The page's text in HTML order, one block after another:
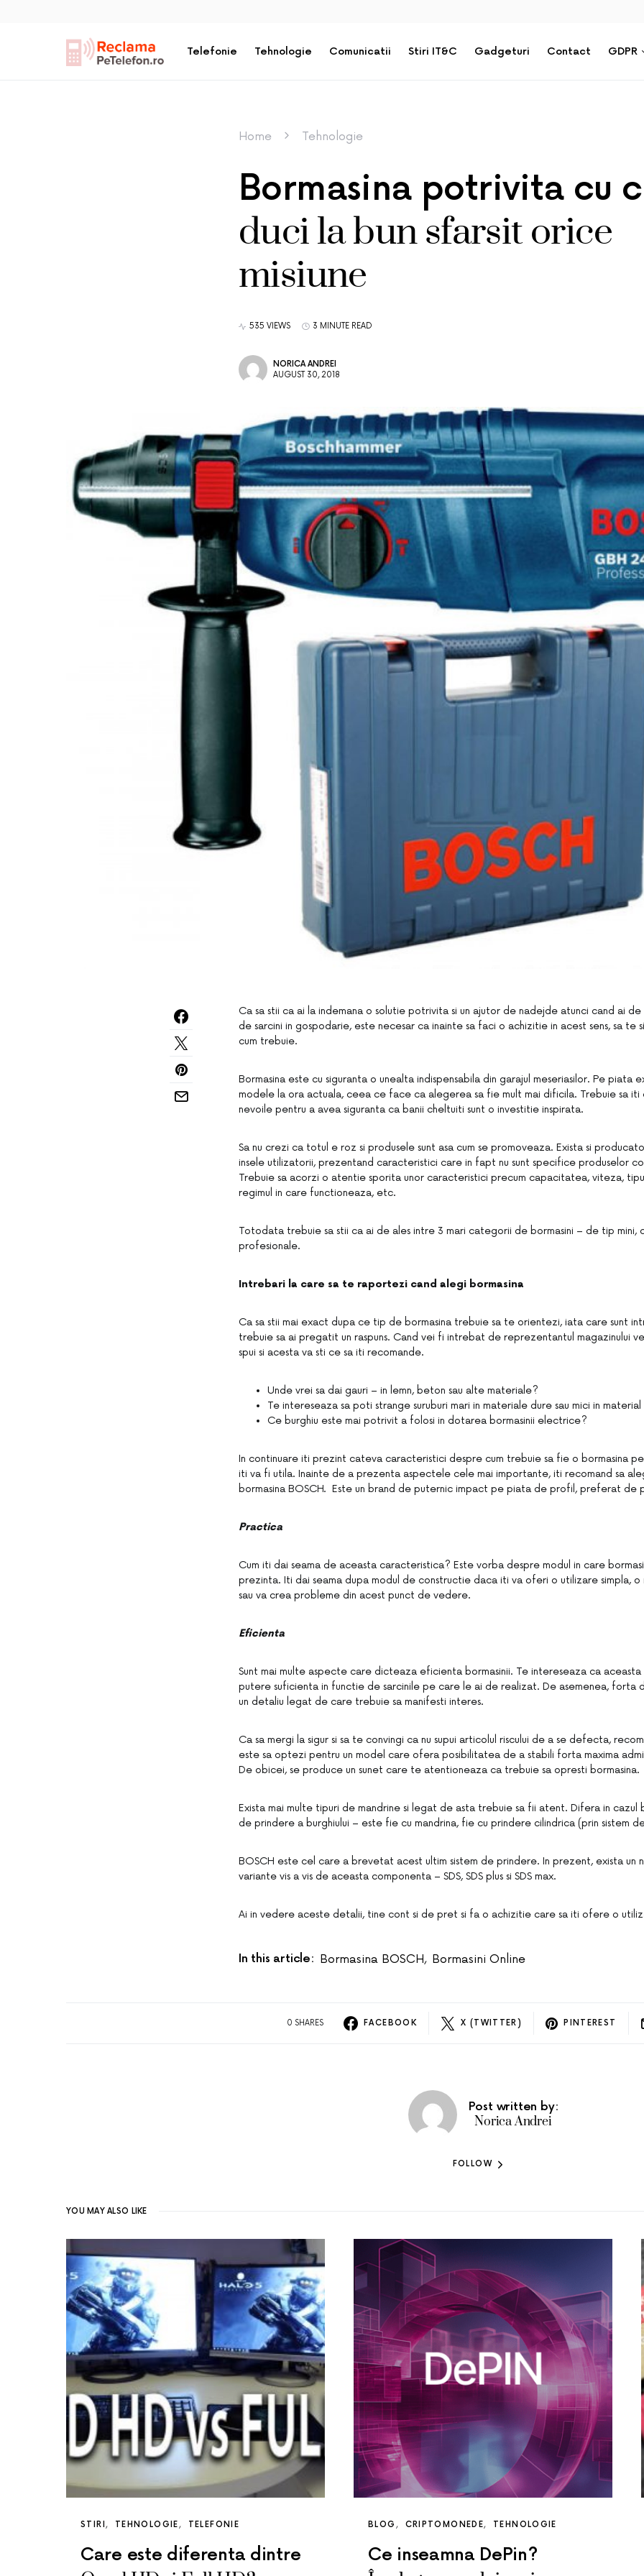
Telefonie Tehnologie Comunicatii Stiri IT&C Gadgeturi Contact GDPR
Home Tehnologie
Bormasina potrivita cu
duci la bun sfarsit orice
misiune
535 VIEWS 3 MINUTE READ
NORICA ANDREI
AUGUST 30, 2018
Ca sa stii ca ai la indemana o solutie potrivita si un ajutor de nadejde atunci cand ai
de sarcini in gospodarie, este necesar ca inainte sa faci o achizitie in acest sens, sa te
cum trebuie.
Bormasina este cu siguranta o unealta indispensabila din garajul meseriasilor. Pe piata
modele la ora actuala, ceea ce face ca alegerea sa fie mult mai dificila. Trebuie sa iti
nevoile pentru a avea siguranta ca banii cheltuiti sunt o investitie inspirata.
Sa nu crezi ca totul e roz si produsele sunt asa cum se promoveaza. Exista si
insele utilizatorii, prezentand caracteristici care in fapt nu sunt specifice produselor
Trebuie sa acorzi o atentie sporita unor caracteristici precum capacitatea, viteza,
regimul in care functioneaza, etc.
Totodata trebuie sa stii ca ai de ales intre 3 mari categorii de bormasini – de tip mini,
profesionale.
Intrebari la care sa te raportezi cand alegi bormasina
Ca sa stii mai exact dupa ce tip de bormasina trebuie sa te orientezi, iata care sunt
trebuie sa ai pregatit un raspuns. Cand vei fi intrebat de reprezentantul magazinului
spui si acesta va sti ce sa iti recomande.
Unde vrei sa dai gauri – in lemn, beton sau alte materiale?
Te intereseaza sa poti strange suruburi mari in materiale dure sau mici in
Ce burghiu este mai potrivit a folosi in dotarea bormasinii electrice?
In continuare iti prezint cateva caracteristici despre cum trebuie sa fie o bormasina
iti va fi utila. Inainte de a prezenta aspectele cele mai importante, iti recomand sa
bormasina BOSCH. Este un brand de puternic impact pe piata de profil, preferat de
Practica
Cum iti dai seama de aceasta caracteristica? Este vorba despre modul in care
prezinta. Iti dai seama dupa modul de constructie daca iti va oferi o utilizare simpla, o
sau va crea probleme din acest punct de vedere.
Eficienta
Sunt mai multe aspecte care dicteaza eficienta bormasinii. Te intereseaza ca aceasta
putere suficienta in functie de sarcinile pe care le ai de realizat. De asemenea, forta
un detaliu legat de care trebuie sa manifesti interes.
Ca sa mergi la sigur si sa te convingi ca nu supui articolul riscului de a se defecta,
este sa optezi pentru un model care ofera posibilitatea de a stabili forta maxima
De obicei, se produce un sunet care te atentioneaza ca trebuie sa opresti bormasina.
Exista mai multe tipuri de mandrine si legat de asta trebuie sa fii atent. Difera in cazul
de prindere a burghiului – este fie cu mandrina, fie cu prindere cilindrica (prin sistem
BOSCH este cel care a brevetat acest ultim sistem de prindere. In prezent, exista un
variante vis a vis de aceasta componenta – SDS, SDS plus si SDS max.
Ai in vedere aceste detalii, tine cont si de pret si fa o achizitie care sa iti ofere o
In this article: Bormasina BOSCH, Bormasini Online
0 SHARES FACEBOOK X (TWITTER) PINTEREST
Post written by:
Norica Andrei
FOLLOW
YOU MAY ALSO LIKE
STIRI TEHNOLOGIE TELEFONIE
Care este diferenta dintre
BLOG CRIPTOMONEDE TEHNOLOGIE
Ce inseamna DePin?